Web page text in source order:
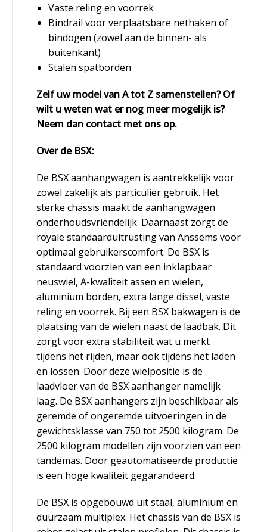
Vaste reling en voorrek
Bindrail voor verplaatsbare nethaken of
bindogen (zowel aan de binnen- als
buitenkant)
Stalen spatborden
Zelf uw model van A tot Z samenstellen? Of
wilt u weten wat er nog meer mogelijk is?
Neem dan contact met ons op.
Over de BSX:
De BSX aanhangwagen is aantrekkelijk voor
zowel zakelijk als particulier gebruik. Het
sterke chassis maakt de aanhangwagen
onderhoudsvriendelijk. Daarnaast zorgt de
royale standaarduitrusting van Anssems voor
optimaal gebruikerscomfort. De BSX is
standaard voorzien van een inklapbaar
neuswiel, A-kwaliteit assen en wielen,
aluminium borden, extra lange dissel, vaste
reling en voorrek. Bij een BSX bakwagen is de
plaatsing van de wielen naast de laadbak. Dit
zorgt voor extra stabiliteit wat u merkt
tijdens het rijden, maar ook tijdens het laden
en lossen. Door deze wielpositie is de
laadvloer van de BSX aanhanger namelijk
laag. De BSX aanhangers zijn beschikbaar als
geremde of ongeremde uitvoeringen in de
gewichtsklasse van 750 tot 2500 kilogram. De
2500 kilogram modellen zijn voorzien van een
tandemas. Door geautomatiseerde productie
is een hoge kwaliteit gegarandeerd.
De BSX is opgebouwd uit staal, aluminium en
duurzaam multiplex. Het chassis van de BSX is